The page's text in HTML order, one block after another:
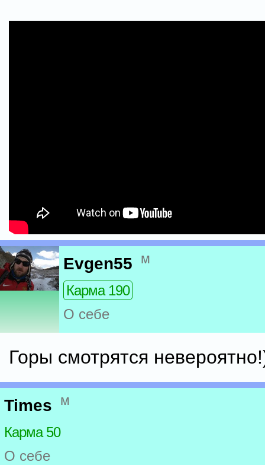
Evgen55 м
Карма 190
О себе
Горы смотрятся
Times м
Карма 50
О себе